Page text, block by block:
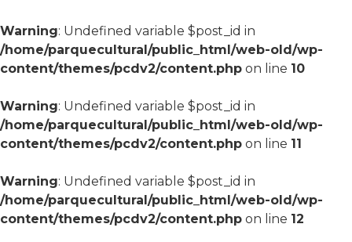
Warning: Undefined variable $post_id in
/home/parquecultural/public_html/web-old/wp-
content/themes/pcdv2/content.php on line 10
Warning: Undefined variable $post_id in
/home/parquecultural/public_html/web-old/wp-
content/themes/pcdv2/content.php on line 11
Warning: Undefined variable $post_id in
/home/parquecultural/public_html/web-old/wp-
content/themes/pcdv2/content.php on line 12